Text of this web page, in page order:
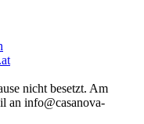
nicht besetzt. Am
an info@casanova-